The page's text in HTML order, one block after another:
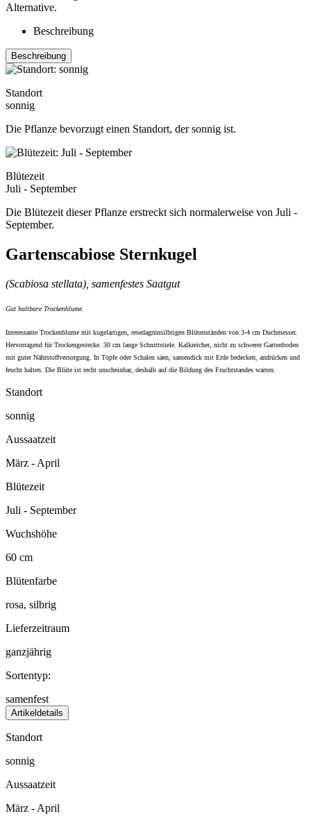
Alternative.
Beschreibung
Beschreibung
Standort
sonnig
Die Pflanze bevorzugt einen Standort, der sonnig ist.
Blütezeit
Juli - September
Die Blütezeit dieser Pflanze erstreckt sich normalerweise von Juli -
September.
Gartenscabiose Sternkugel
(Scabiosa stellata), samenfestes Saatgut
Gut haltbare Trockenblume.
Interessante Trockenblume mit kugelartigen, resedagrünsilbrigen Blütenständen von 3-4 cm Duchmesser.
Hervorragend für Trockengestecke. 30 cm lange Schnittstiele. Kalkreicher, nicht zu schwerer Gartenboden
mit guter Nährstoffversorgung. In Töpfe oder Schalen säen, samendick mit Erde bedecken, andrücken und
feucht halten. Die Blüte ist recht unscheinbar, deshalb auf die Bildung des Fruchtstandes warten.
Standort
sonnig
Aussaatzeit
März - April
Blütezeit
Juli - September
Wuchshöhe
60 cm
Blütenfarbe
rosa, silbrig
Lieferzeitraum
ganzjährig
Sortentyp:
samenfest
Artikeldetails
Standort
sonnig
Aussaatzeit
März - April